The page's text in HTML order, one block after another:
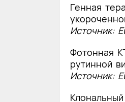
Генная
Источник:
Фотонная
рутинной
Источник: